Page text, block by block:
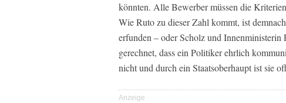
könnten. Alle Bewerber müssen die
Wie Ruto zu dieser Zahl kommt, ist
erfunden – oder Scholz und Innenministerin
gerechnet, dass ein Politiker ehrlich
nicht und durch ein Staatsoberhaupt ist sie
Anzeige